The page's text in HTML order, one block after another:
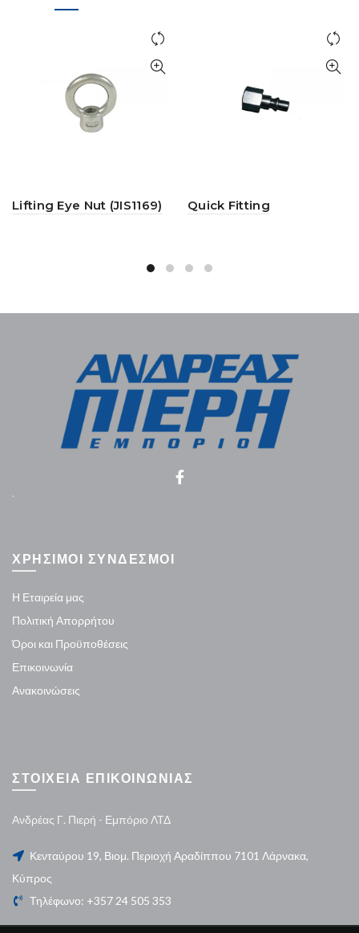
Lifting Eye Nut (JIS1169) Quick Fitting
.
ΧΡΗΣΙΜΟΙ ΣΥΝΔΕΣΜΟΙ
Η Εταιρεία μας
Πολιτική Απορρήτου
Όροι και Προϋποθέσεις
Επικοινωνία
Ανακοινώσεις
ΣΤΟΙΧΕΙΑ ΕΠΙΚΟΙΝΩΝΙΑΣ
Ανδρέας Γ. Πιερή - Εμπόριο ΛΤΔ
Κενταύρου 19, Βιομ. Περιοχή Αραδίππου 7101 Λάρνακα,
Κύπρος
Τηλέφωνο: +357 24 505 353